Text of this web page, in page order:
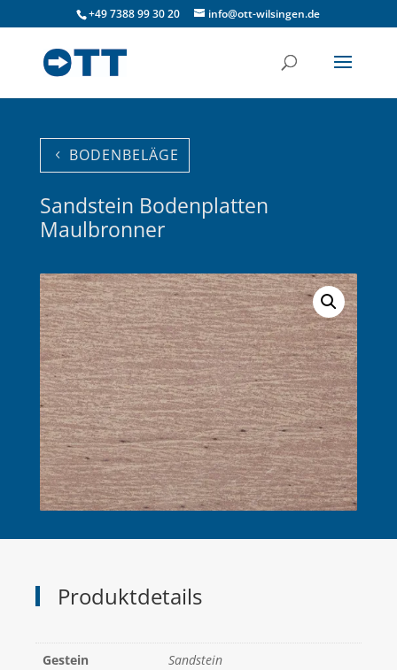
+49 7388 99 30 20 info@ott-wilsingen.de
BODENBELÄGE
Sandstein Bodenplatten
Maulbronner
Produktdetails
Gestein
Sandstein